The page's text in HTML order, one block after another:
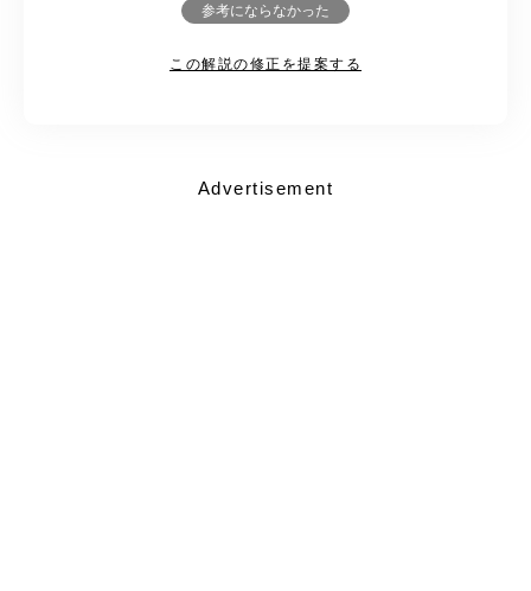
参考にならなかった
この解説の修正を提案する
Advertisement